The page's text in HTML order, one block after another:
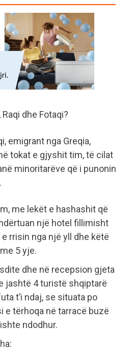
dhe Fotaqi?
emigrant nga Greqia,
tokat e gjyshit tim, të cilat
minoritarëve që i punonin
me lekët e hashashit që
një hotel fillimisht
rrisin nga një yll dhe këtë
5 yje.
dhe në recepsion gjeta
jashtë 4 turistë shqiptarë
t’i ndaj, se situata po
e tërhoqa në tarracë buzë
ndodhur.